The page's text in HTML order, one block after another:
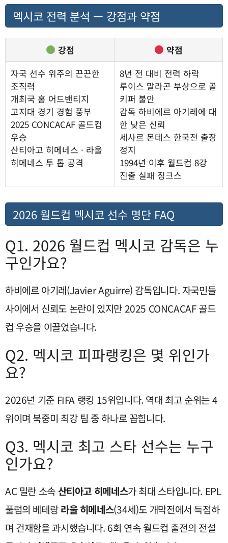
멕시코 전력 분석 — 강점과 약점
강점
약점
자국 선수 위주의 끈끈한
조직력
개최국 홈 어드밴티지
고지대 경기 경험 풍부
2025 CONCACAF 골드컵
우승
산티아고 히메네스 · 라울
히메네스 투 톱 공격
8년 전 대비 전력 하락
루이스 말라곤 부상으로 골
키퍼 불안
감독 하비에르 아기레에 대
한 낮은 신뢰
세사르 몬테스 한국전 출장
정지
1994년 이후 월드컵 8강
진출 실패 징크스
2026 월드컵 멕시코 선수 명단 FAQ
Q1. 2026 월드컵 멕시코 감독은 누
구인가요?
하비에르 아기레(Javier Aguirre) 감독입니다. 자국민들
사이에서 신뢰도 논란이 있지만 2025 CONCACAF 골드
컵 우승을 이끌었습니다.
Q2. 멕시코 피파랭킹은 몇 위인가
요?
2026년 기준 FIFA 랭킹 15위입니다. 역대 최고 순위는 4
위이며 북중미 최강 팀 중 하나로 꼽힙니다.
Q3. 멕시코 최고 스타 선수는 누구
인가요?
AC 밀란 소속산티아고 히메네스가 최대 스타입니다. EPL
풀럼의 베테랑라울 히메네스(34세)도 개막전에서 득점하
며 건재함을 과시했습니다. 6회 연속 월드컵 출전의 전설